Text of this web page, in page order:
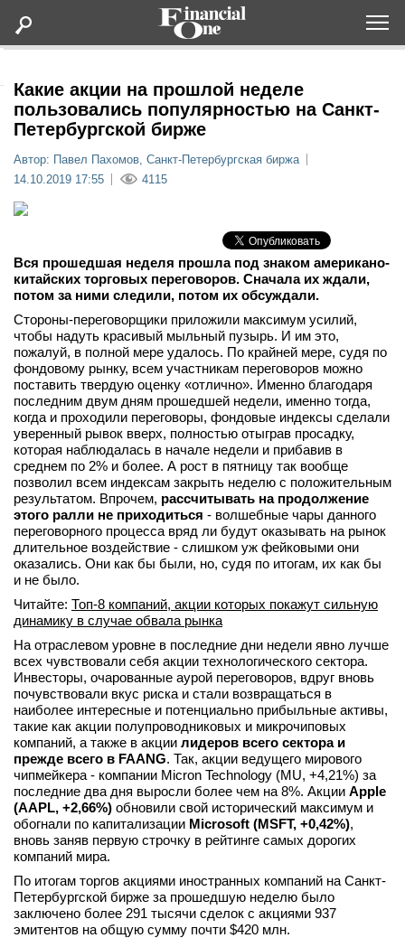
Статьи
Дайджесты
Мероприятия
Новости
Интервью
вконтакте
телеграм
Стать автором
Вход
Какие акции на прошлой неделе
пользовались популярностью на Санкт-
Петербургской бирже
Автор: Павел Пахомов, Санкт-Петербургская биржа
14.10.2019 17:55
4115
Вся прошедшая неделя прошла под знаком американо-
китайских торговых переговоров. Сначала их ждали,
потом за ними следили, потом их обсуждали.
Стороны-переговорщики приложили максимум усилий,
чтобы надуть красивый мыльный пузырь. И им это,
пожалуй, в полной мере удалось. По крайней мере, судя по
фондовому рынку, всем участникам переговоров можно
поставить твердую оценку «отлично». Именно благодаря
последним двум дням прошедшей недели, именно тогда,
когда и проходили переговоры, фондовые индексы сделали
уверенный рывок вверх, полностью отыграв просадку,
которая наблюдалась в начале недели и прибавив в
среднем по 2% и более. А рост в пятницу так вообще
позволил всем индексам закрыть неделю с положительным
результатом. Впрочем, рассчитывать на продолжение
этого ралли не приходиться - волшебные чары данного
переговорного процесса вряд ли будут оказывать на рынок
длительное воздействие - слишком уж фейковыми они
оказались. Они как бы были, но, судя по итогам, их как бы
и не было.
Читайте: Топ-8 компаний, акции которых покажут сильную
динамику в случае обвала рынка
На отраслевом уровне в последние дни недели явно лучше
всех чувствовали себя акции технологического сектора.
Инвесторы, очарованные аурой переговоров, вдруг вновь
почувствовали вкус риска и стали возвращаться в
наиболее интересные и потенциально прибыльные активы,
такие как акции полупроводниковых и микрочиповых
компаний, а также в акции лидеров всего сектора и
прежде всего в FAANG. Так, акции ведущего мирового
чипмейкера - компании Micron Technology (MU, +4,21%) за
последние два дня выросли более чем на 8%. Акции Apple
(AAPL, +2,66%) обновили свой исторический максимум и
обогнали по капитализации Microsoft (MSFT, +0,42%),
вновь заняв первую строчку в рейтинге самых дорогих
компаний мира.
По итогам торгов акциями иностранных компаний на Санкт-
Петербургской бирже за прошедшую неделю было
заключено более 291 тысячи сделок с акциями 937
эмитентов на общую сумму почти $420 млн.